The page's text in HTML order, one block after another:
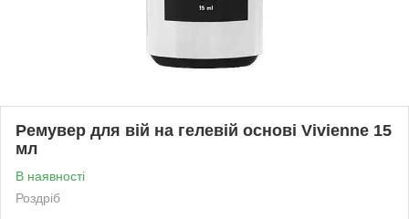
Ремувер для вій на гелевій основі Vivienne 15
мл
В наявності
Роздріб